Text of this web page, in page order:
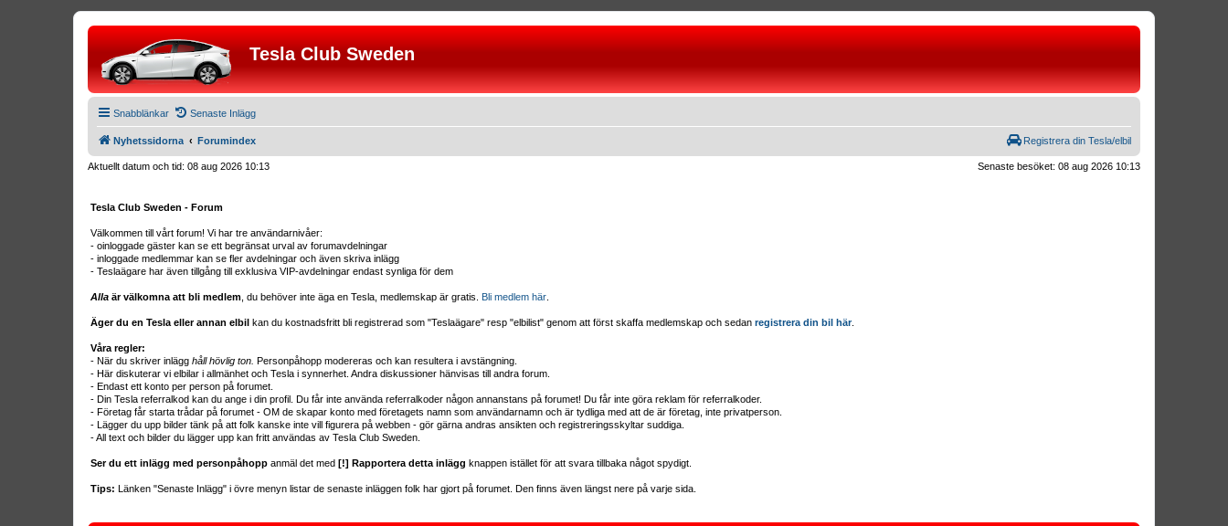
Tesla Club Sweden
Snabblänkar Senaste Inlägg
Nyhetssidorna Forumindex Registrera din Tesla/elbil
Senaste besöket: 08 aug 2026 10:13
Aktuellt datum och tid: 08 aug 2026 10:13
Tesla Club Sweden - Forum
Välkommen till vårt forum! Vi har tre användarnivåer:
- oinloggade gäster kan se ett begränsat urval av forumavdelningar
- inloggade medlemmar kan se fler avdelningar och även skriva inlägg
- Teslaägare har även tillgång till exklusiva VIP-avdelningar endast synliga för dem
Alla är välkomna att bli medlem , du behöver inte äga en Tesla, medlemskap är gratis. Bli medlem här
Äger du en Tesla eller annan elbil kan du kostnadsfritt bli registrerad som "Teslaägare" resp "elbilist" genom att först skaffa medlemskap och sedan registrera din bil här.
Våra regler:
- När du skriver inlägg håll hövlig ton. Personpåhopp modereras och kan resultera i avstängning.
- Här diskuterar vi elbilar i allmänhet och Tesla i synnerhet. Andra diskussioner hänvisas till andra forum.
- Endast ett konto per person på forumet.
- Din Tesla referralkod kan du ange i din profil. Du får inte använda referralkoder någon annanstans på forumet! Du får inte göra reklam för referralkoder.
- Företag får starta trådar på forumet - OM de skapar konto med företagets namn som användarnamn och är tydliga med att de är företag, inte privatperson.
- Lägger du upp bilder tänk på att folk kanske inte vill figurera på webben - gör gärna andras ansikten och registreringsskyltar suddiga.
- All text och bilder du lägger upp kan fritt användas av Tesla Club Sweden.
Ser du ett inlägg med personpåhopp anmäl det med [!] Rapportera detta inlägg knappen istället för att svara tillbaka något spydigt.
Tips: Länken "Senaste Inlägg" i övre menyn listar de senaste inläggen folk har gjort på forumet. Den finns även längst nere på varje sida.